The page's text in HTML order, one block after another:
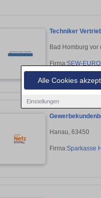
Alle Cookies
Einstellungen
Techniker
Bad Homburg vor
Firma:SEW-
Hanau, 63450
Firma:Sparkasse